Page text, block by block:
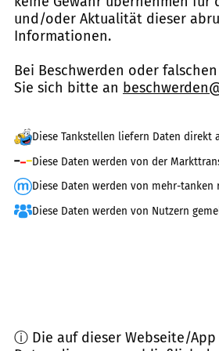
und/oder Aktualität dieser
Informationen.
Bei Beschwerden oder
Sie sich bitte an
Diese Tankstellen liefern Daten direkt
Diese Daten werden von der
Diese Daten werden von mehr-tanken
Diese Daten werden von Nutzern
ⓘ Die auf dieser Webseite/